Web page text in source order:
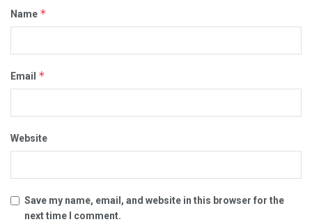
Name *
Email *
Website
Save my name, email, and website in this browser for the
next time I comment.